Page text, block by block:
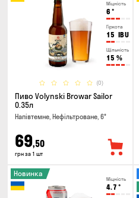
Міцність
6 °
Гіркота
15 IBU
Щільність
15 %
(0)
Пиво Volynski Browar Sailor
0.35л
Напівтемне, Нефільтроване, 6°
69,50
грн за 1 шт
Міцність
4.7 °
Новинка